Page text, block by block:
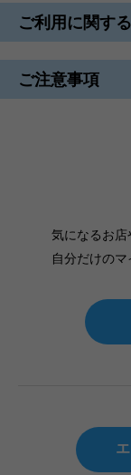
ご利用に関す
ご注意事項
気になるお店
自分だけのマ